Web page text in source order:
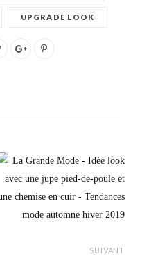
UPGRADE LOOK
SUIVANT